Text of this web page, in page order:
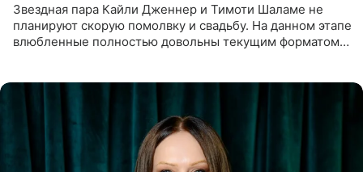
Звездная пара Кайли Дженнер и Тимоти Шаламе не
планируют скорую помолвку и свадьбу. На данном этапе
влюбленные полностью довольны текущим форматом